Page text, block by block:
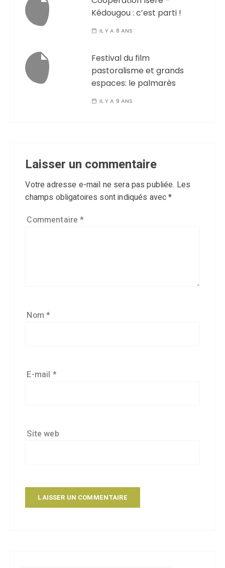
Kédougou : c’est parti !
IL Y A 8 ANS
Festival du film
pastoralisme et grands
espaces: le palmarès
IL Y A 9 ANS
Laisser un commentaire
Votre adresse e-mail ne sera pas publiée. Les
champs obligatoires sont indiqués avec*
Commentaire*
Nom*
E-mail *
Site web